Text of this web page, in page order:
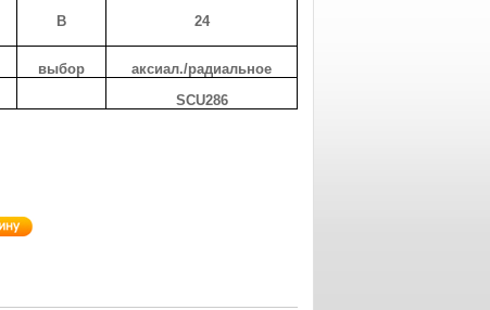
В 24
выбор
аксиал./радиальное
SCU286